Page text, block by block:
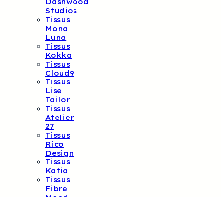
Dashwood
Studios
Tissus
Mona
Luna
Tissus
Kokka
Tissus
Cloud9
Tissus
Lise
Tailor
Tissus
Atelier
27
Tissus
Rico
Design
Tissus
Katia
Tissus
Fibre